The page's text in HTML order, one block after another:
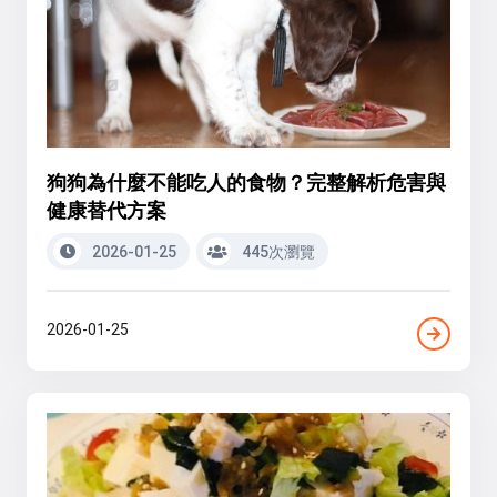
狗狗為什麼不能吃人的食物？完整解析危害與
健康替代方案
2026-01-25 445次瀏覽
2026-01-25